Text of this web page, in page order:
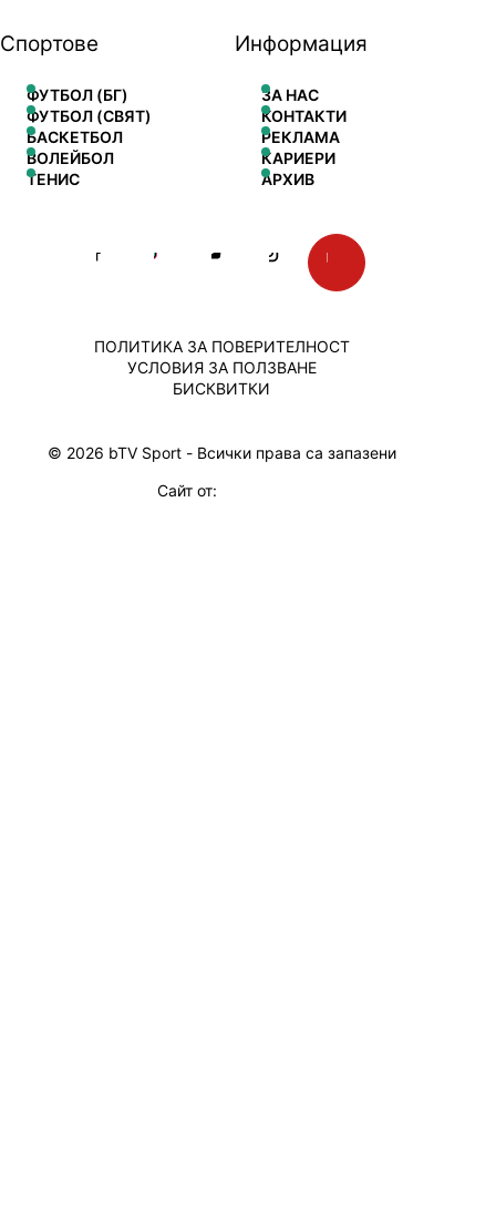
Спортове
ФУТБОЛ (БГ)
ФУТБОЛ (СВЯТ)
БАСКЕТБОЛ
ВОЛЕЙБОЛ
ТЕНИС
Информация
ЗА НАС
КОНТАКТИ
РЕКЛАМА
КАРИЕРИ
АРХИВ
© 2026 bTV Sport - Всички права са запазени
ПОЛИТИКА ЗА ПОВЕРИТЕЛНОСТ
УСЛОВИЯ ЗА ПОЛЗВАНЕ
БИСКВИТКИ
Сайт от: